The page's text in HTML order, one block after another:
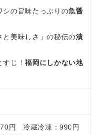
シの旨味たっぷりの魚醤
と美味しさ」の秘伝の漬
すじ！福岡にしかない地
円 冷蔵冷凍：990円